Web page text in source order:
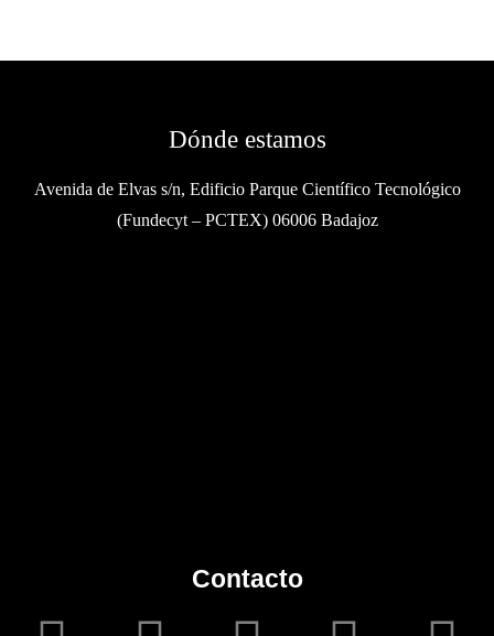
Dónde estamos
Avenida de Elvas s/n, Edificio Parque Científico Tecnológico
(Fundecyt – PCTEX) 06006 Badajoz
Contacto